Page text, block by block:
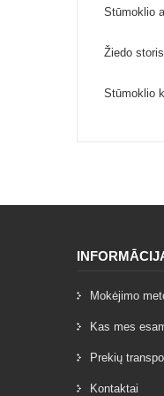
Stūmoklio
Žiedo
Stūmoklio
Mokėjimo
Kas mes
Prekių
Kontaktai